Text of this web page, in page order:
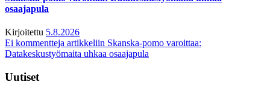
osaajapula
Kirjoitettu 5.8.2026
Ei kommentteja artikkeliin Skanska-pomo varoittaa:
Datakeskustyömaita uhkaa osaajapula
Uutiset